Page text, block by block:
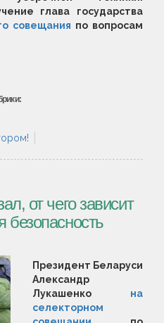
глава государства
совещания по вопросам
от чего зависит
безопасность
Президент Беларуси
Александр
Лукашенко на
селекторном